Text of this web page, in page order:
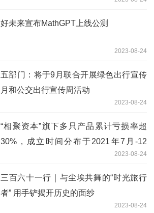
好未来宣布MathGPT上线公测
2023-08-24
五部门：将于9月联合开展绿色出行宣传
月和公交出行宣传周活动
2023-08-24
“相聚资本”旗下多只产品累计亏损率超
30%，成立时间分布于2021年7月-12
月，投资风格何去何从？|基金观察2023-08-24
三百六十一行｜与尘埃共舞的“时光旅行
者” 用手铲揭开历史的面纱
2023-08-24